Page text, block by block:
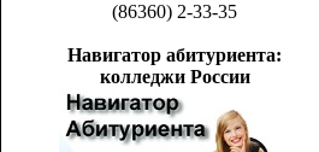
(86360) 2-33-35
Навигатор абитуриента:
колледжи России